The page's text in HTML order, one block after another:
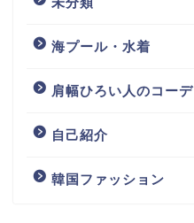
海プール・水着
肩幅ひろい人のコーデ
自己紹介
韓国ファッション